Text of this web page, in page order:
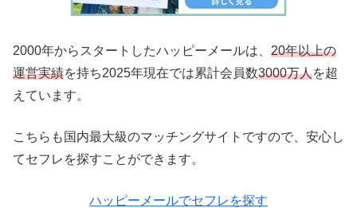
2000年からスタートしたハッピーメールは、 20年以上の
運営実績を持ち2025年現在では累計会員数3000万人を超
えています。
こちらも国内最大級のマッチングサイトですので、安心し
てセフレを探すことができます。
ハッピーメールでセフレを探す